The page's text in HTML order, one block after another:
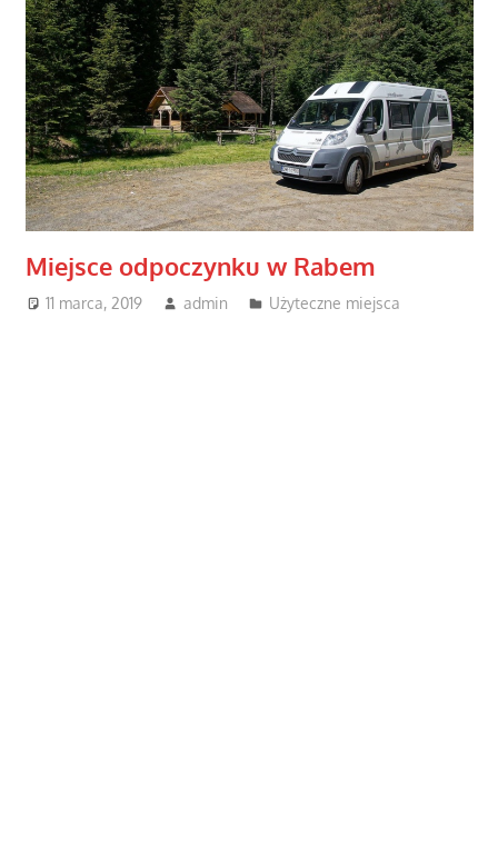
Miejsce odpoczynku w Rabem
11 marca, 2019 admin Użyteczne miejsca